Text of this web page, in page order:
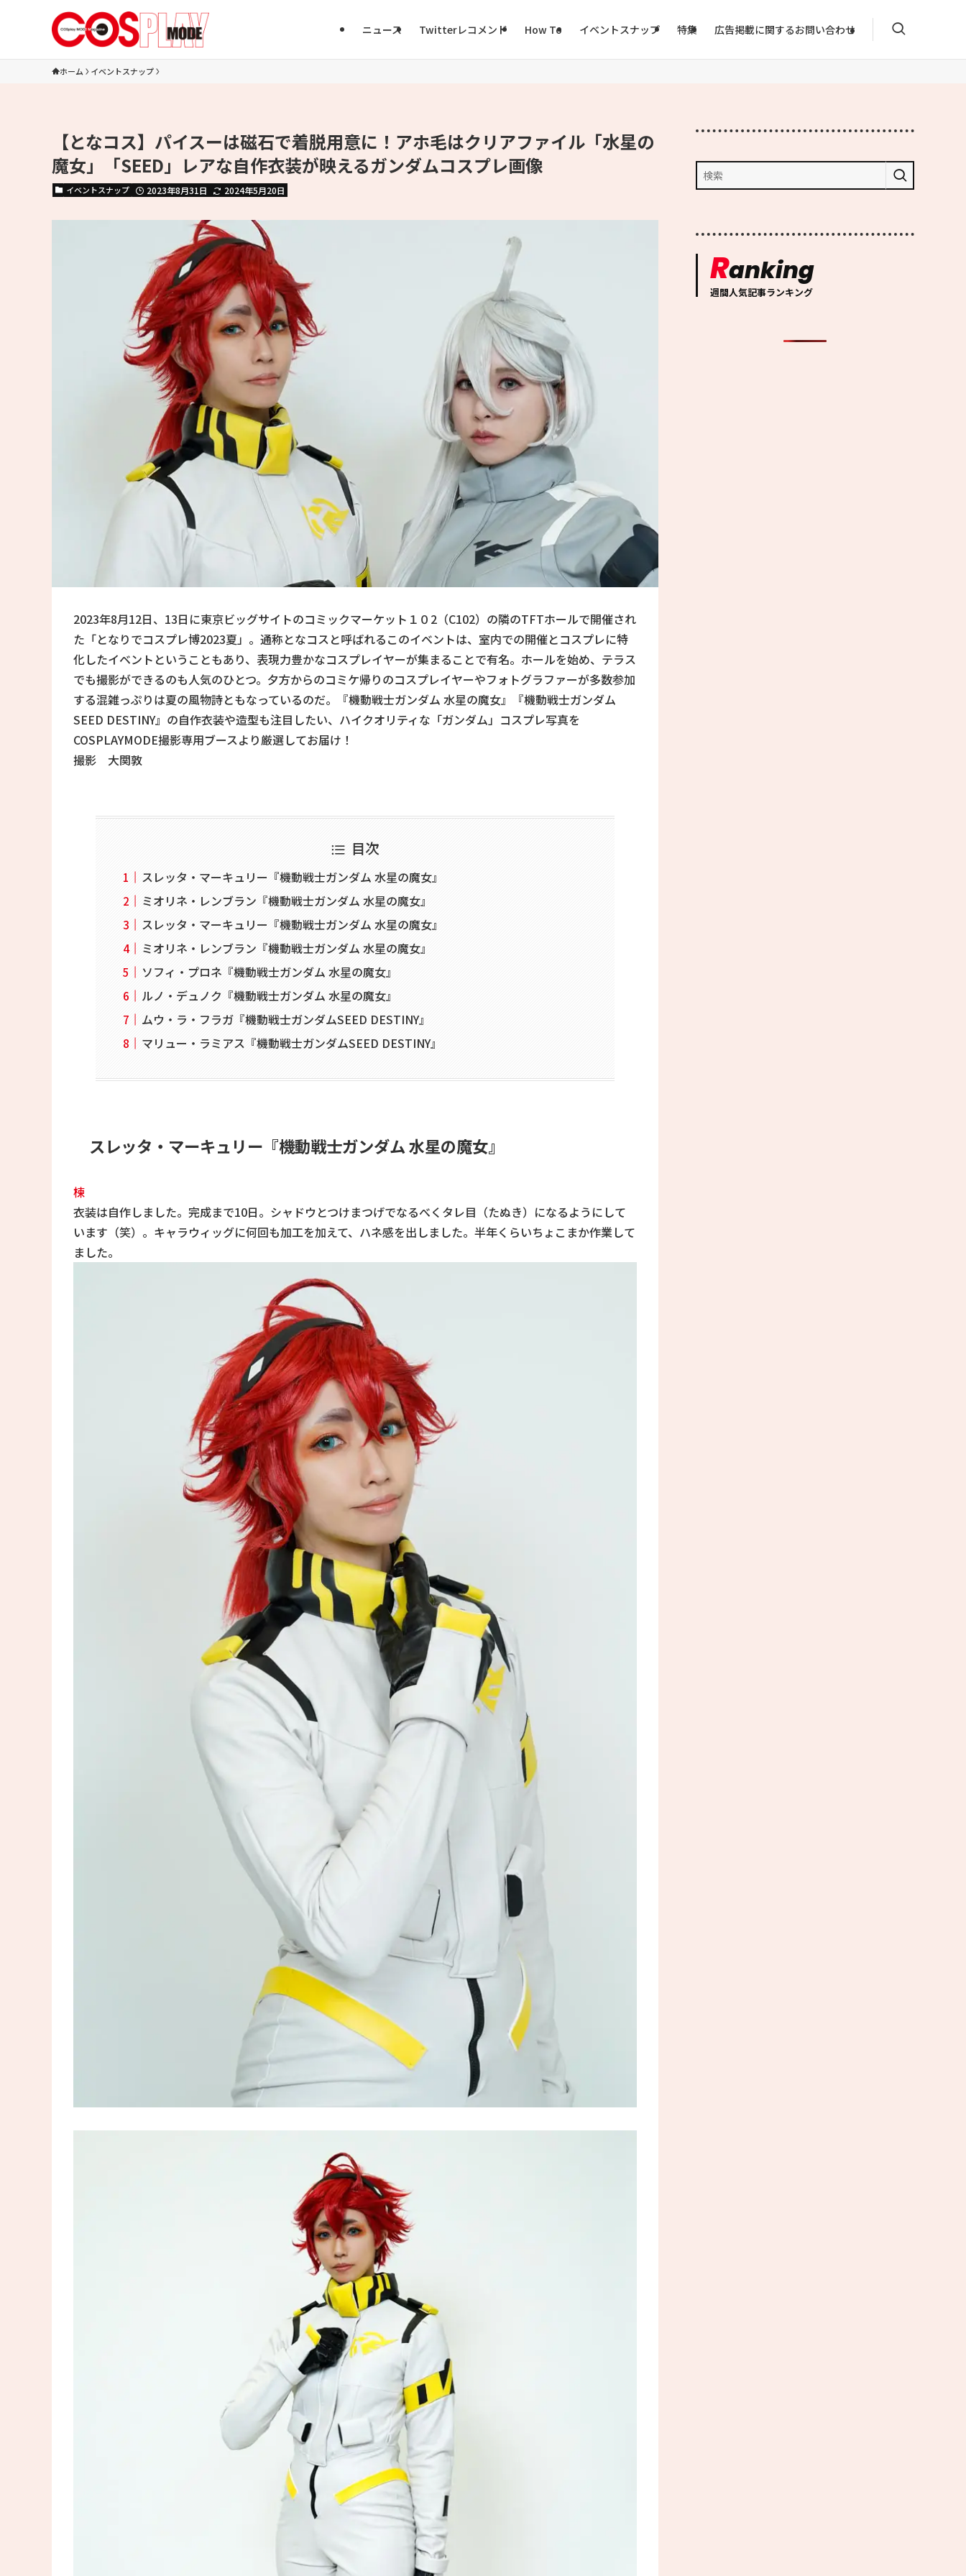
ニュース Twitterレコメンド How To イベントスナップ 特集 広告掲載に関するお問い合わせ
ホーム イベントスナップ
【となコス】パイスーは磁石で着脱用意に！アホ毛はクリアファイル「水星の
魔女」「SEED」レアな自作衣装が映えるガンダムコスプレ画像
イベントスナップ 2023年8月31日 2024年5月20日
2023年8月12日、13日に東京ビッグサイトのコミックマーケット１０2（C102）の隣のTFTホールで開催され
た「となりでコスプレ博2023夏」。通称となコスと呼ばれるこのイベントは、室内での開催とコスプレに特
化したイベントということもあり、表現力豊かなコスプレイヤーが集まることで有名。ホールを始め、テラス
でも撮影ができるのも人気のひとつ。夕方からのコミケ帰りのコスプレイヤーやフォトグラファーが多数参加
する混雑っぷりは夏の風物詩ともなっているのだ。『機動戦士ガンダム 水星の魔女』『機動戦士ガンダム
SEED DESTINY』の自作衣装や造型も注目したい、ハイクオリティな「ガンダム」コスプレ写真を
COSPLAYMODE撮影専用ブースより厳選してお届け！
撮影 大関敦
目次
スレッタ・マーキュリー『機動戦士ガンダム 水星の魔女』
ミオリネ・レンブラン『機動戦士ガンダム 水星の魔女』
スレッタ・マーキュリー『機動戦士ガンダム 水星の魔女』
ミオリネ・レンブラン『機動戦士ガンダム 水星の魔女』
ソフィ・プロネ『機動戦士ガンダム 水星の魔女』
ルノ・デュノク『機動戦士ガンダム 水星の魔女』
ムウ・ラ・フラガ『機動戦士ガンダムSEED DESTINY』
マリュー・ラミアス『機動戦士ガンダムSEED DESTINY』
スレッタ・マーキュリー『機動戦士ガンダム 水星の魔女』
楝
衣装は自作しました。完成まで10日。シャドウとつけまつげでなるべくタレ目（たぬき）になるようにして
います（笑）。キャラウィッグに何回も加工を加えて、ハネ感を出しました。半年くらいちょこまか作業して
ました。
Ranking
週間人気記事ランキング